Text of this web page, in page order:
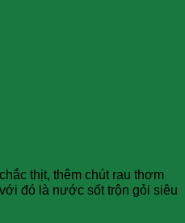
thịt, thêm chút rau thơm
đó là nước sốt trộn gỏi siêu